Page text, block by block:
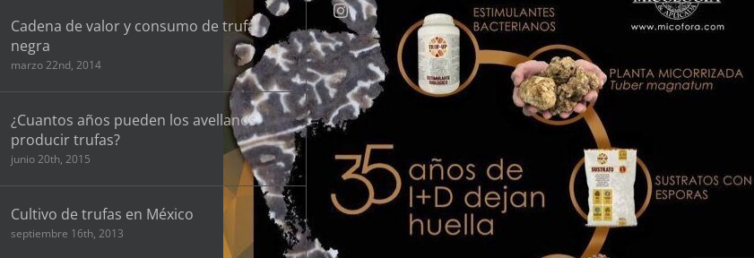
Cadena de valor y consumo de trufa
negra
marzo 22nd, 2014
¿Cuantos años pueden los avellanos
producir trufas?
junio 20th, 2015
Cultivo de trufas en México
septiembre 16th, 2013